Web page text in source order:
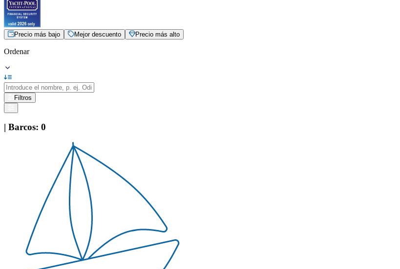
Precio más bajo Mejor descuento Precio más alto
Ordenar
Filtros
| Barcos: 0